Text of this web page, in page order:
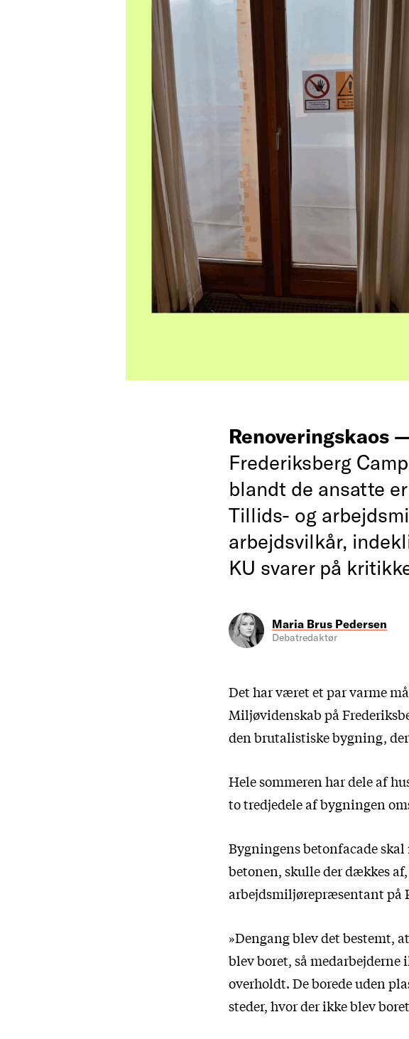
Renoveringskaos
Frederiksberg
blandt de ansatte
Tillids- og
arbejdsvilkår,
KU svarer på
Maria Brus Pedersen
Debatredaktør
Det har været et par varme
Miljøvidenskab på
den brutalistiske bygning,
Hele sommeren har dele af
to tredjedele af bygningen
Bygningens betonfacade
betonen, skulle der dækkes
arbejdsmiljørepræsentant på
»Dengang blev det bestemt,
blev boret, så
overholdt. De borede uden
steder, hvor der ikke blev